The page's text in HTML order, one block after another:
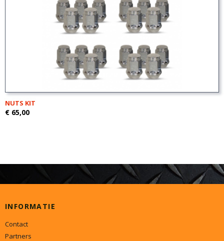
NUTS KIT
€ 65,00
INFORMATIE
Contact
Partners